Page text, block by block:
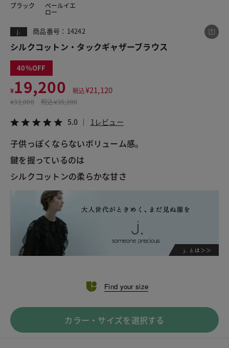
ブラック ペールイエ
ロー
j. 商品番号：14242
シルクコットン・タックギャザーブラウス
40
¥19,200 税込¥21,120
¥32,000 税込¥35,200
5.0 1レビュー
子供っぽくならないボリューム感。
鍵を握っているのは
シルクコットンの柔らかな甘さ
Find your size
カラー・サイズを選択する
この商品をシェアする
¥19,200
税込¥21,120
LINE